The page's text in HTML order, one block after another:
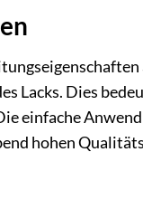
Lacks. Dies
einfache
hohen